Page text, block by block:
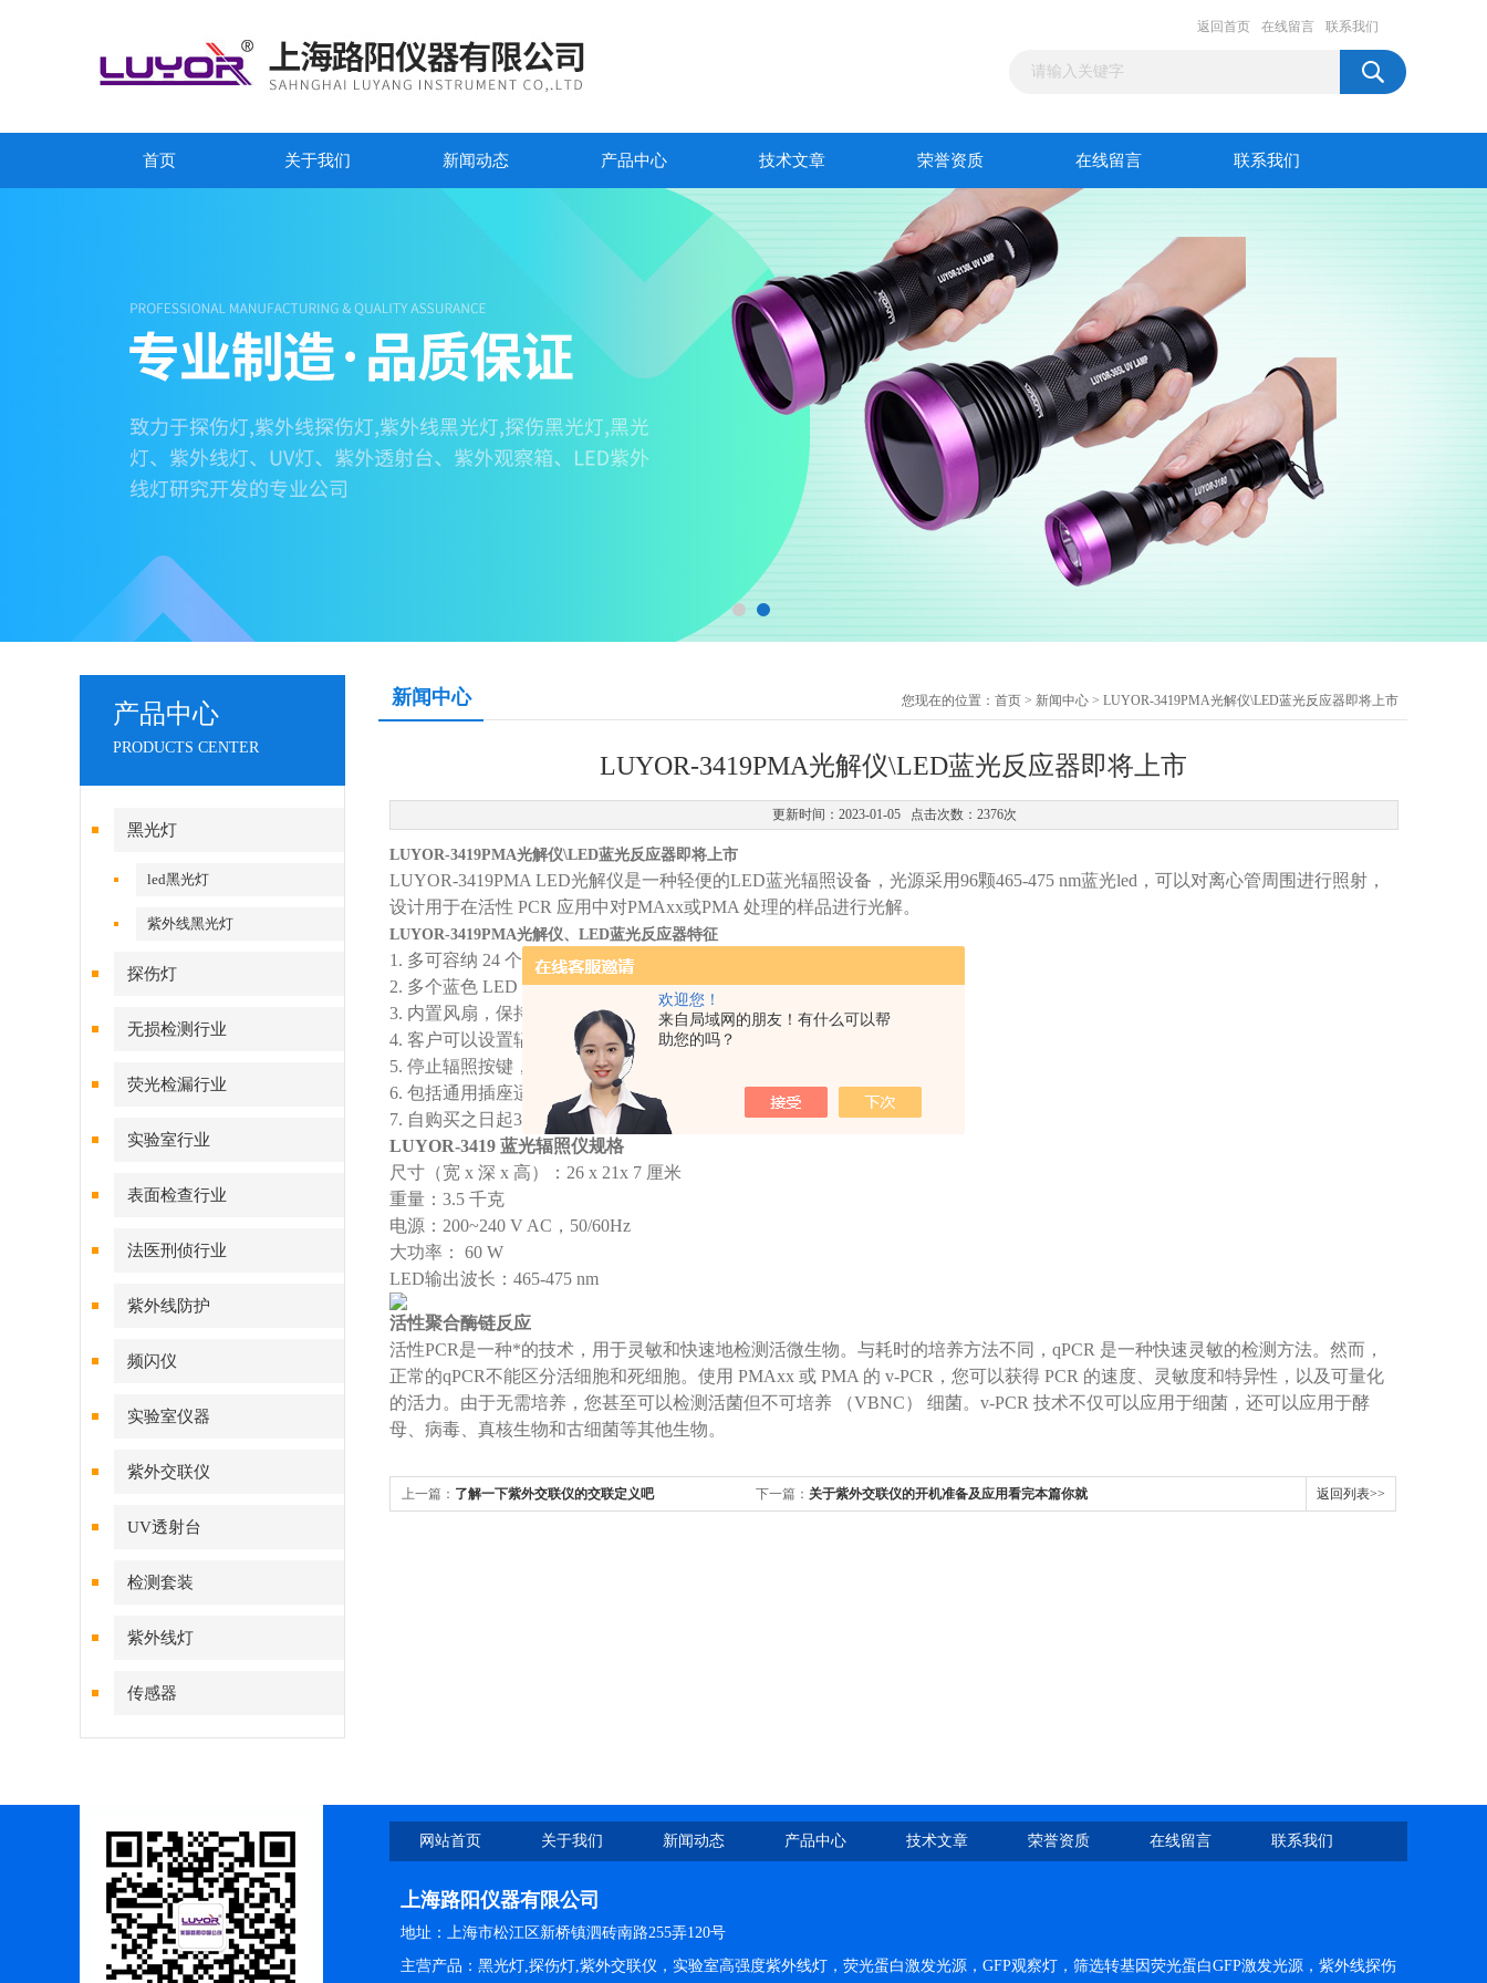
欢迎您！
来自局域网的朋友！有什么可以帮
助您的吗？
返回首页 在线留言 联系我们
首页 关于我们 新闻动态 产品中心 技术文章 荣誉资质 在线留言 联系我们
产品中心
PRODUCTS CENTER
黑光灯
led黑光灯
紫外线黑光灯
探伤灯
无损检测行业
荧光检漏行业
实验室行业
表面检查行业
法医刑侦行业
紫外线防护
频闪仪
实验室仪器
紫外交联仪
UV透射台
检测套装
紫外线灯
传感器
新闻中心 您现在的位置： 首页 > 新闻中心 > LUYOR-3419PMA光解仪\LED蓝光反应器即将上市
LUYOR-3419PMA光解仪\LED蓝光反应器即将上市
更新时间：2023-01-05 点击次数：2376次
LUYOR-3419PMA光解仪\LED蓝光反应器即将上市
LUYOR-3419PMA LED光解仪是一种轻便的LED蓝光辐照设备，光源采用96颗465-475 nm蓝光led，可以对离心管周围进行照射，
设计用于在活性 PCR 应用中对PMAxx或PMA 处理的样品进行光解。
LUYOR-3419PMA光解仪、LED蓝光反应器特征
1. 多可容纳 24 个样品瓶（1.5-2 mL 大小）
2. 多个蓝色 LED 为样品瓶的侧面和底部提供均匀照明
3. 内置风扇，保持温度≤37°C
4. 客户可以设置辐照时间，时间1-999分钟任意设置
5. 停止辐照按键，可以随时停止辐照。
6. 包括通用插座适配器，适用于北美以外的客户
7. 自购买之日起3年保修
LUYOR-3419 蓝光辐照仪规格
尺寸（宽 x 深 x 高）：26 x 21x 7 厘米
重量：3.5 千克
电源：200~240 V AC，50/60Hz
大功率： 60 W
LED输出波长：465-475 nm
活性聚合酶链反应
活性PCR是一种*的技术，用于灵敏和快速地检测活微生物。与耗时的培养方法不同，qPCR 是一种快速灵敏的检测方法。然而，
正常的qPCR不能区分活细胞和死细胞。使用 PMAxx 或 PMA 的 v-PCR，您可以获得 PCR 的速度、灵敏度和特异性，以及可量化
的活力。由于无需培养，您甚至可以检测活菌但不可培养 （VBNC） 细菌。v-PCR 技术不仅可以应用于细菌，还可以应用于酵
母、病毒、真核生物和古细菌等其他生物。
上一篇： 了解一下紫外交联仪的交联定义吧 下一篇： 关于紫外交联仪的开机准备及应用看完本篇你就 返回列表>>
网站首页 关于我们 新闻动态 产品中心 技术文章 荣誉资质 在线留言 联系我们
上海路阳仪器有限公司
地址：上海市松江区新桥镇泗砖南路255弄120号
主营产品：黑光灯,探伤灯,紫外交联仪，实验室高强度紫外线灯，荧光蛋白激发光源，GFP观察灯，筛选转基因荧光蛋白GFP激发光源，紫外线探伤